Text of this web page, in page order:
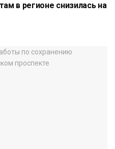
в регионе снизилась на